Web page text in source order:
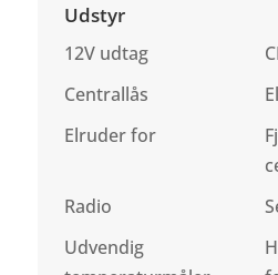
Udstyr
12V udtag
Centrallås
Elruder for
Radio
Udvendig